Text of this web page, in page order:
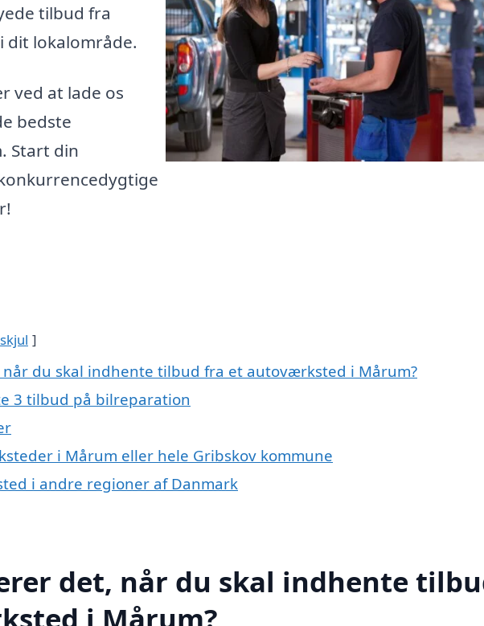
tilbud fra
dit lokalområde.
ved at lade os
bedste
Start din
skjul
du skal indhente tilbud fra et autoværksted i Mårum?
3 tilbud på bilreparation
i Mårum eller hele Gribskov kommune
i andre regioner af Danmark
det, når du skal indhente
i Mårum?